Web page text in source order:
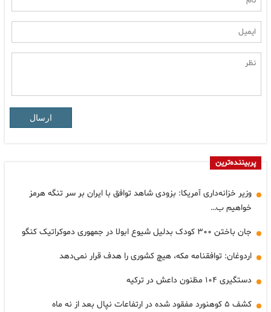
ارسال
پربیننده‌ترین
وزیر خزانه‌داری آمریکا: بزودی شاهد توافق با ایران بر سر تنگه هرمز
خواهیم ب…
جان باختن ۳۰۰ کودک بدلیل شیوع ابولا در جمهوری دموکراتیک کنگو
اردوغان: توافقنامه مکه، هیچ کشوری را هدف قرار نمی‌دهد
دستگیری ۱۰۴ مظنون داعش در ترکیه
کشف ۵ کوهنورد مفقود شده در ارتفاعات نپال بعد از نه ماه